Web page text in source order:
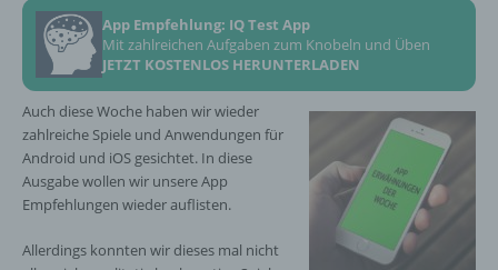
App Empfehlung: IQ Test App
Mit zahlreichen Aufgaben zum Knobeln und Üben
JETZT KOSTENLOS HERUNTERLADEN
Auch diese Woche haben wir wieder
zahlreiche Spiele und Anwendungen für
Android und iOS gesichtet. In diese
Ausgabe wollen wir unsere App
Empfehlungen wieder auflisten.
Allerdings konnten wir dieses mal nicht